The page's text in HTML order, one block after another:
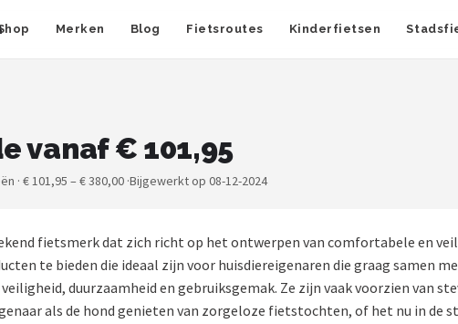
Merken Blog Fietsroutes Kinderfietsen
vanaf € 101,95
· € 101,95 – € 380,00 ·Bijgewerkt op 08-12-2024
fietsmerk dat zich richt op het ontwerpen van comfortabele en
te bieden die ideaal zijn voor huisdiereigenaren die graag samen
duurzaamheid en gebruiksgemak. Ze zijn vaak voorzien van
als de hond genieten van zorgeloze fietstochten, of het nu in de